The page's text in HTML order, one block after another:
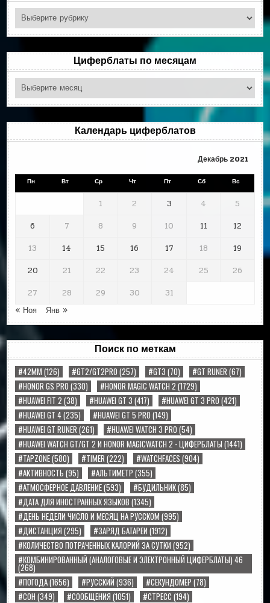
Поиск
рубрикам
Циферблаты по месяцам
Циферблаты
месяцам
Календарь циферблатов
Декабрь 2021
Пн Вт Ср Чт Пт Сб Вс
1 2 3 4
5
6
7 8 9 10 11
12
13
14 15 16 17 18
19
20
21 22 23 24 25
26
27
28 29 30
31
« Ноя
Янв »
Поиск по меткам
#42MM (126) #GT2/GT2PRO (257) #GT3 (70) #GT RUNER (67)
#HONOR GS PRO (330) #HONOR MAGIC WATCH 2 (1729)
#HUAWEI FIT 2 (38) #HUAWEI GT 3 (417) #HUAWEI GT 3 PRO (421)
#HUAWEI GT 4(235) #HUAWEI GT 5 PRO (149)
#HUAWEI GT RUNER (261) #HUAWEI WATCH 3 PRO (54)
#HUAWEI WATCH GT/GT 2 И HONOR MAGICWATCH 2 - ЦИФЕРБЛАТЫ (1441)
#TAPZONE(580) #TIMER (222) #WATCHFACES (904)
#АКТИВНОСТЬ (95) #АЛЬТИМЕТР (355)
#АТМОСФЕРНОЕ ДАВЛЕНИЕ(593) #БУДИЛЬНИК(85)
#ДАТА ДЛЯ ИНОСТРАННЫХ ЯЗЫКОВ (1345)
#ДЕНЬ НЕДЕЛИ ЧИСЛО И МЕСЯЦ НА РУССКОМ (995)
#ДИСТАНЦИЯ (295) #ЗАРЯД БАТАРЕИ (1912)
#КОЛИЧЕСТВО ПОТРАЧЕННЫХ КАЛОРИЙ ЗА СУТКИ (952)
#КОМБИНИРОВАННЫЙ (АНАЛОГОВЫЕ И ЭЛЕКТРОННЫЙ ЦИФЕРБЛАТЫ) 46
(268)
#ПОГОДА(1656) #РУССКИЙ (936) #СЕКУНДОМЕР (78)
#СОН (349) #СООБЩЕНИЯ (1051) #СТРЕСС (194)